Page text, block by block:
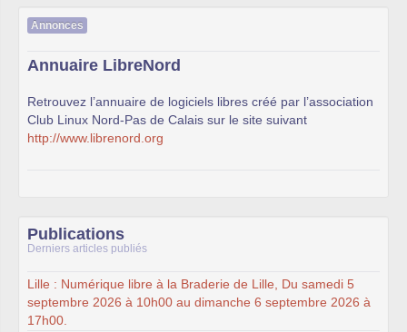
Annonces
Annuaire LibreNord
Retrouvez l’annuaire de logiciels libres créé par l’association
Club Linux Nord-Pas de Calais sur le site suivant
http://www.librenord.org
Publications
Derniers articles publiés
Lille : Numérique libre à la Braderie de Lille, Du samedi 5
septembre 2026 à 10h00 au dimanche 6 septembre 2026 à
17h00.